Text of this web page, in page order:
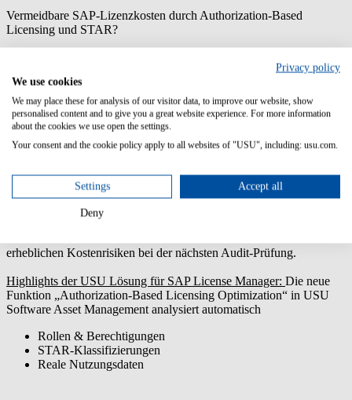
Vermeidbare SAP-Lizenzkosten durch Authorization-Based
Licensing und STAR?
Erfahren Sie mehr zu USU SAM for SAP
Warum Sie als SAP License Manager jetzt handeln sollten
Sie stehen vor der Migration zu S/4HANA oder dem Wechsel zu
RISE with SAP? Dann kennen Sie bereits die Herausforderungen
und die Unsicherheit, die es mit sich bringt.
SAP lizenziert nicht nach tatsächlicher Nutzung,
erheblichen Kostenrisiken bei der nächsten Audit-Prüfung.
Highlights der USU Lösung für SAP License Manager: Die neue
Funktion „Authorization-Based Licensing Optimization“ in USU
Software Asset Management analysiert automatisch
Rollen & Berechtigungen
STAR-Klassifizierungen
Reale Nutzungsdaten
Privacy policy
We use cookies
We may place these for analysis of our visitor data, to improve our website, show
personalised content and to give you a great website experience. For more information
about the cookies we use open the settings.
Your consent and the cookie policy apply to all websites of "USU", including: usu.com.
Settings Accept all
Deny